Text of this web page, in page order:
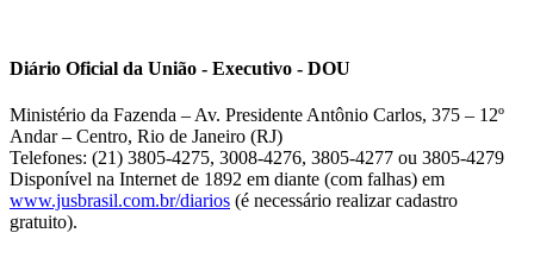
Diário Oficial da União - Executivo - DOU
Ministério da Fazenda – Av. Presidente Antônio Carlos, 375 – 12º
Andar – Centro, Rio de Janeiro (RJ)
Telefones: (21) 3805-4275, 3008-4276, 3805-4277 ou 3805-4279
Disponível na Internet de 1892 em diante (com falhas) em
www.jusbrasil.com.br/diarios (é necessário realizar cadastro
gratuito).